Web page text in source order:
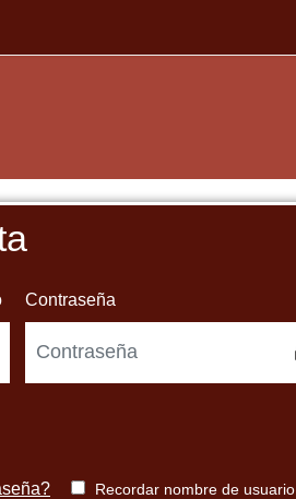
Contraseña
Recordar nombre de usuario